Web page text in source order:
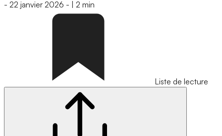
- 22 janvier 2026 - 2 min
Liste de lecture